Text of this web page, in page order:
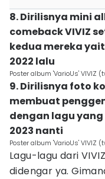
8. Dirilisnya mini
comeback VIVIZ
kedua mereka
2022 lalu
Poster album 'VarioUs' VIVIZ
9. Dirilisnya foto
membuat
dengan lagu
2023 nanti
Poster album 'VarioUs' VIVIZ
Lagu-lagu dari
didengar ya.